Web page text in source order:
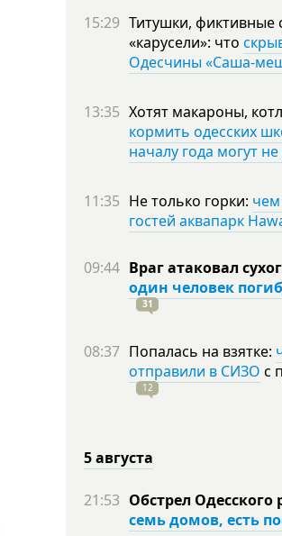
15:29 Титушки, фиктивные
«карусели»: что
Одесчины «Саша-
13:35 Хотят макароны,
кормить одесских
началу года могут не
11:35 Не только горки: чем
гостей аквапарк
09:44 Враг атаковал
один человек
31
08:37 Попалась на взятке:
отправили в СИЗО с
12
5 августа
21:53 Обстрел Одесского
семь домов, есть